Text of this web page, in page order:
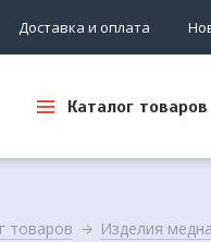
Доставка и оплата
Каталог товаров
товаров Изделия